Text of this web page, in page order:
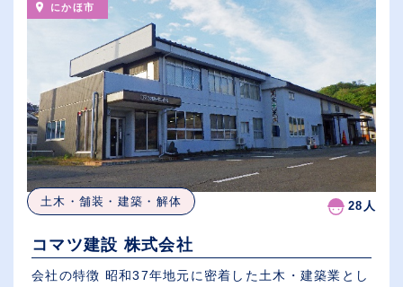
にかほ市
土木・舗装・建築・解体 28人
コマツ建設 株式会社
会社の特徴 昭和37年地元に密着した土木・建築業とし